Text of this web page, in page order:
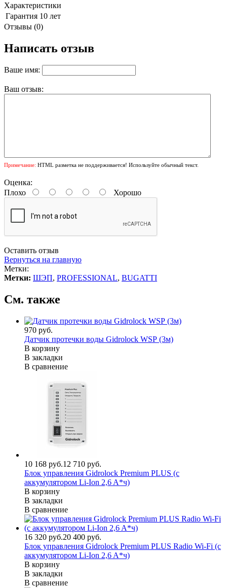
Характеристики
Гарантия 10 лет
Отзывы (0)
Написать отзыв
Ваше имя:
Ваш отзыв:
Примечание: HTML разметка не поддерживается! Используйте обычный текст.
Оценка:
Плохо
Хорошо
Оставить отзыв
Вернуться на главную
Метки:
Метки: ШЭП, PROFESSIONAL, BUGATTI
См. также
970 руб.
Датчик протечки воды Gidrolock WSР (3м)
В корзину
В закладки
В сравнение
10 168 руб.12 710 руб.
Блок управления Gidrolock Premium PLUS (с
аккумулятором Li-Ion 2,6 A*ч)
В корзину
В закладки
В сравнение
16 320 руб.20 400 руб.
Блок управления Gidrolock Premium PLUS Radio Wi-Fi (с
аккумулятором Li-Ion 2,6 A*ч)
В корзину
В закладки
В сравнение